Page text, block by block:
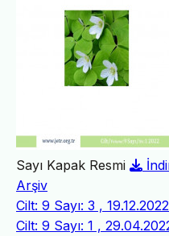
Sayı Kapak Resmi
Arşiv
Cilt: 9 Sayı: 3 , 19.12.2022
Cilt: 9 Sayı: 1 ,